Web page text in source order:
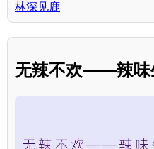
林深见鹿
无辣不欢——辣味